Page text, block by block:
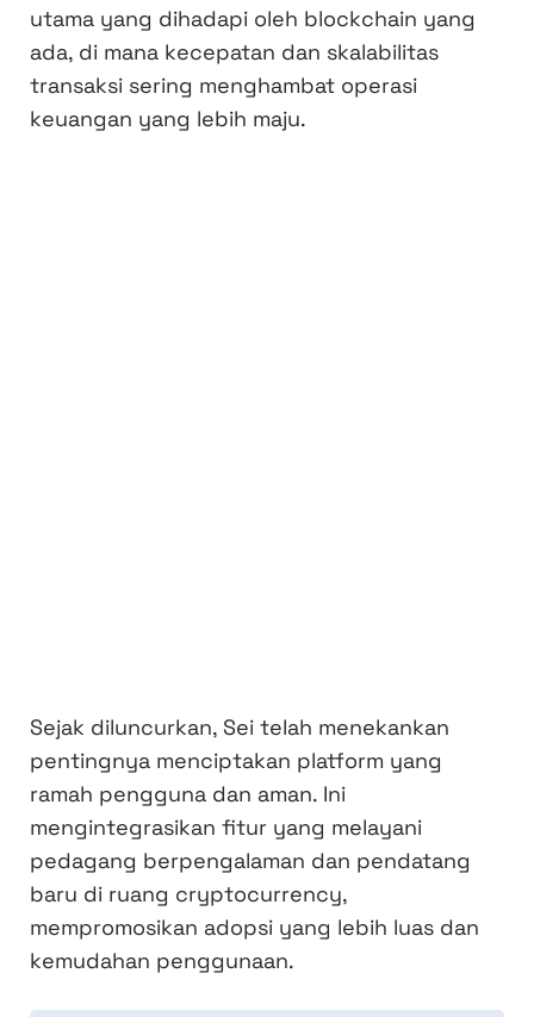
utama yang dihadapi oleh blockchain yang
ada, di mana kecepatan dan skalabilitas
transaksi sering menghambat operasi
keuangan yang lebih maju.
Sejak diluncurkan, Sei telah menekankan
pentingnya menciptakan platform yang
ramah pengguna dan aman. Ini
mengintegrasikan fitur yang melayani
pedagang berpengalaman dan pendatang
baru di ruang cryptocurrency,
mempromosikan adopsi yang lebih luas dan
kemudahan penggunaan.